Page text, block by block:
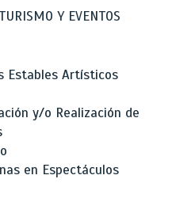
Y EVENTOS
Estables Artísticos
y/o Realización de
en Espectáculos